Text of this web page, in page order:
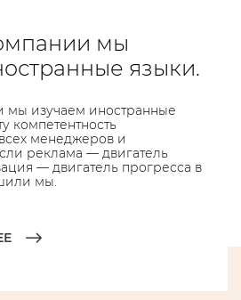
мы
языки.
изучаем иностранные
компетентность
менеджеров и
реклама — двигатель
— двигатель прогресса в
мы.